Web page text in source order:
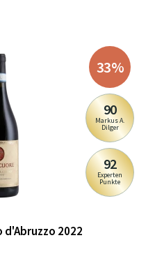
33%
90
Markus A.
Dilger
92
Experten
Punkte
d'Abruzzo 2022